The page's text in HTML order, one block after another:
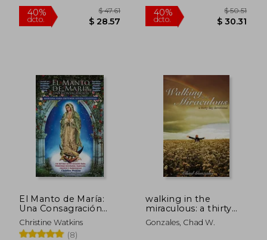
40%
dcto. $ 28.28
40%
dcto.
El Manto de María:
Una Consagración
Mariana Para Obtener
Ayuda Celestial
Christine Watkins
(8)
walking in the
miraculous: a thirty
day devotional (en
Inglés)
Gonzales, Chad W.